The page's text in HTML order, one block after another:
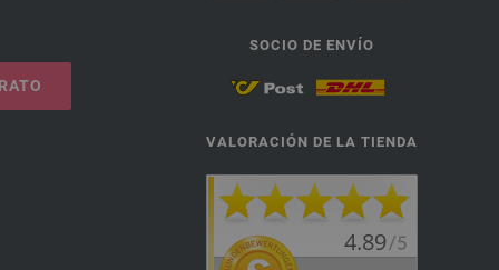
SOCIO DE ENVÍO
VALORACIÓN DE LA TIENDA